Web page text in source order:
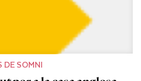
DE SOMNI